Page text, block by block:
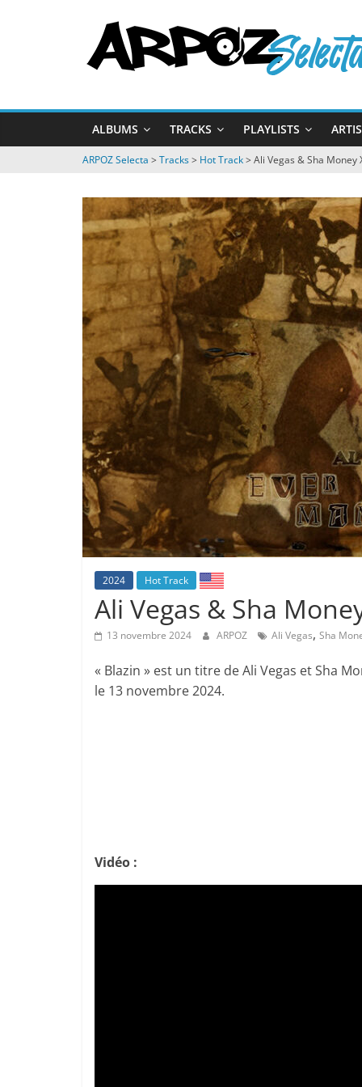
ARPOZ
Selecta
by
ARPOZ
&
ALBUMS TRACKS PLAYLISTS
ARPOZ Selecta > Tracks> Hot Track> Ali Vegas & Sha Money
2024 Hot Track
Ali Vegas & Sha
13 novembre 2024 ARPOZ Ali Vegas, Sha
« Blazin » est un titre de Ali Vegas et Sha
le 13 novembre 2024.
Vidéo :